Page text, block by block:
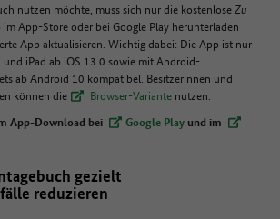
nutzen möchte, muss sich nur die kostenloseZu
App-Store oder bei Google Play herunterladen
App aktualisieren. Wichtig dabei: Die App ist nur
iPad ab iOS 13.0 sowie mit Android-
ab Android 10 kompatibel. Besitzerinnen und
können die
Browser-Variante nutzen.
App-Download bei Google Play und im
gezielt
reduzieren